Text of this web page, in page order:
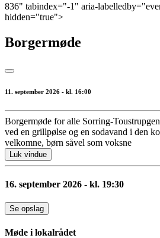
836" tabindex="-1" aria-
hidden="true">
Borgermøde
11. september 2026 - kl. 16:00
Borgermøde for alle Sorring-
ved en grillpølse og en sodavand i den
velkomne, børn såvel som voksne
Luk vindue
16. september 2026 - kl. 19:30
Se opslag
Møde i lokalrådet